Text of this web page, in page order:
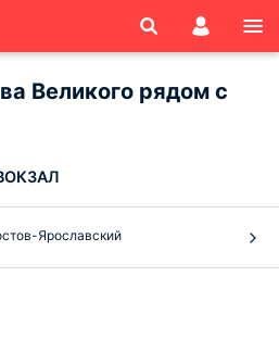
Великого рядом с
Ярославский